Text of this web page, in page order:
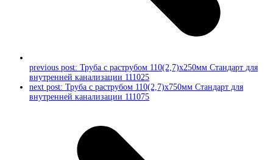
previous post: Труба с раструбом 110(2,7)x250мм Стандарт для
внутренней канализации 111025
next post: Труба с раструбом 110(2,7)x750мм Стандарт для
внутренней канализации 111075